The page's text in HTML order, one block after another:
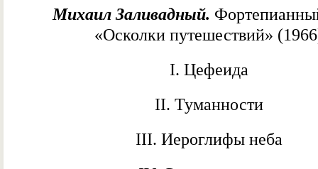
Михаил Заливадный.
«Осколки путешествий»
I. Цефеида
II. Туманности
III. Иероглифы неба